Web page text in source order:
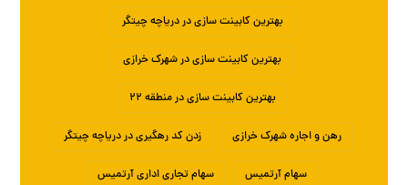
بهترین کابینت سازی در دریاچه چیتگر
بهترین کابینت سازی در شهرک خرازی
بهترین کابینت سازی در منطقه ۲۲
رهن و اجاره شهرک خرازی زدن کد رهگیری در دریاچه چیتگر
سهام آرتمیس سهام تجاری اداری آرتمیس